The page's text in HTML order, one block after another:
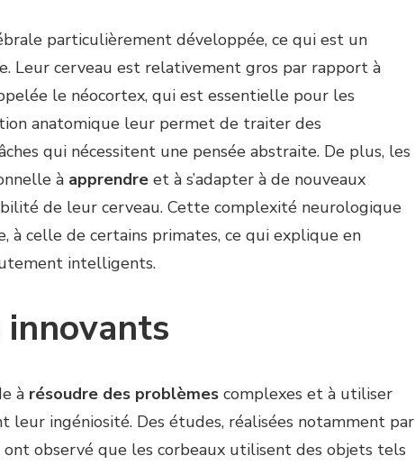
particulièrement développée, ce qui est un
Leur cerveau est relativement gros par rapport à
le néocortex, qui est essentielle pour les
anatomique leur permet de traiter des
qui nécessitent une pensée abstraite. De plus, les
à apprendre et à s’adapter à de nouveaux
de leur cerveau. Cette complexité neurologique
à celle de certains primates, ce qui explique en
intelligents.
à résoudre des problèmes complexes et à utiliser
ingéniosité. Des études, réalisées notamment par
ont observé que les corbeaux utilisent des objets tels